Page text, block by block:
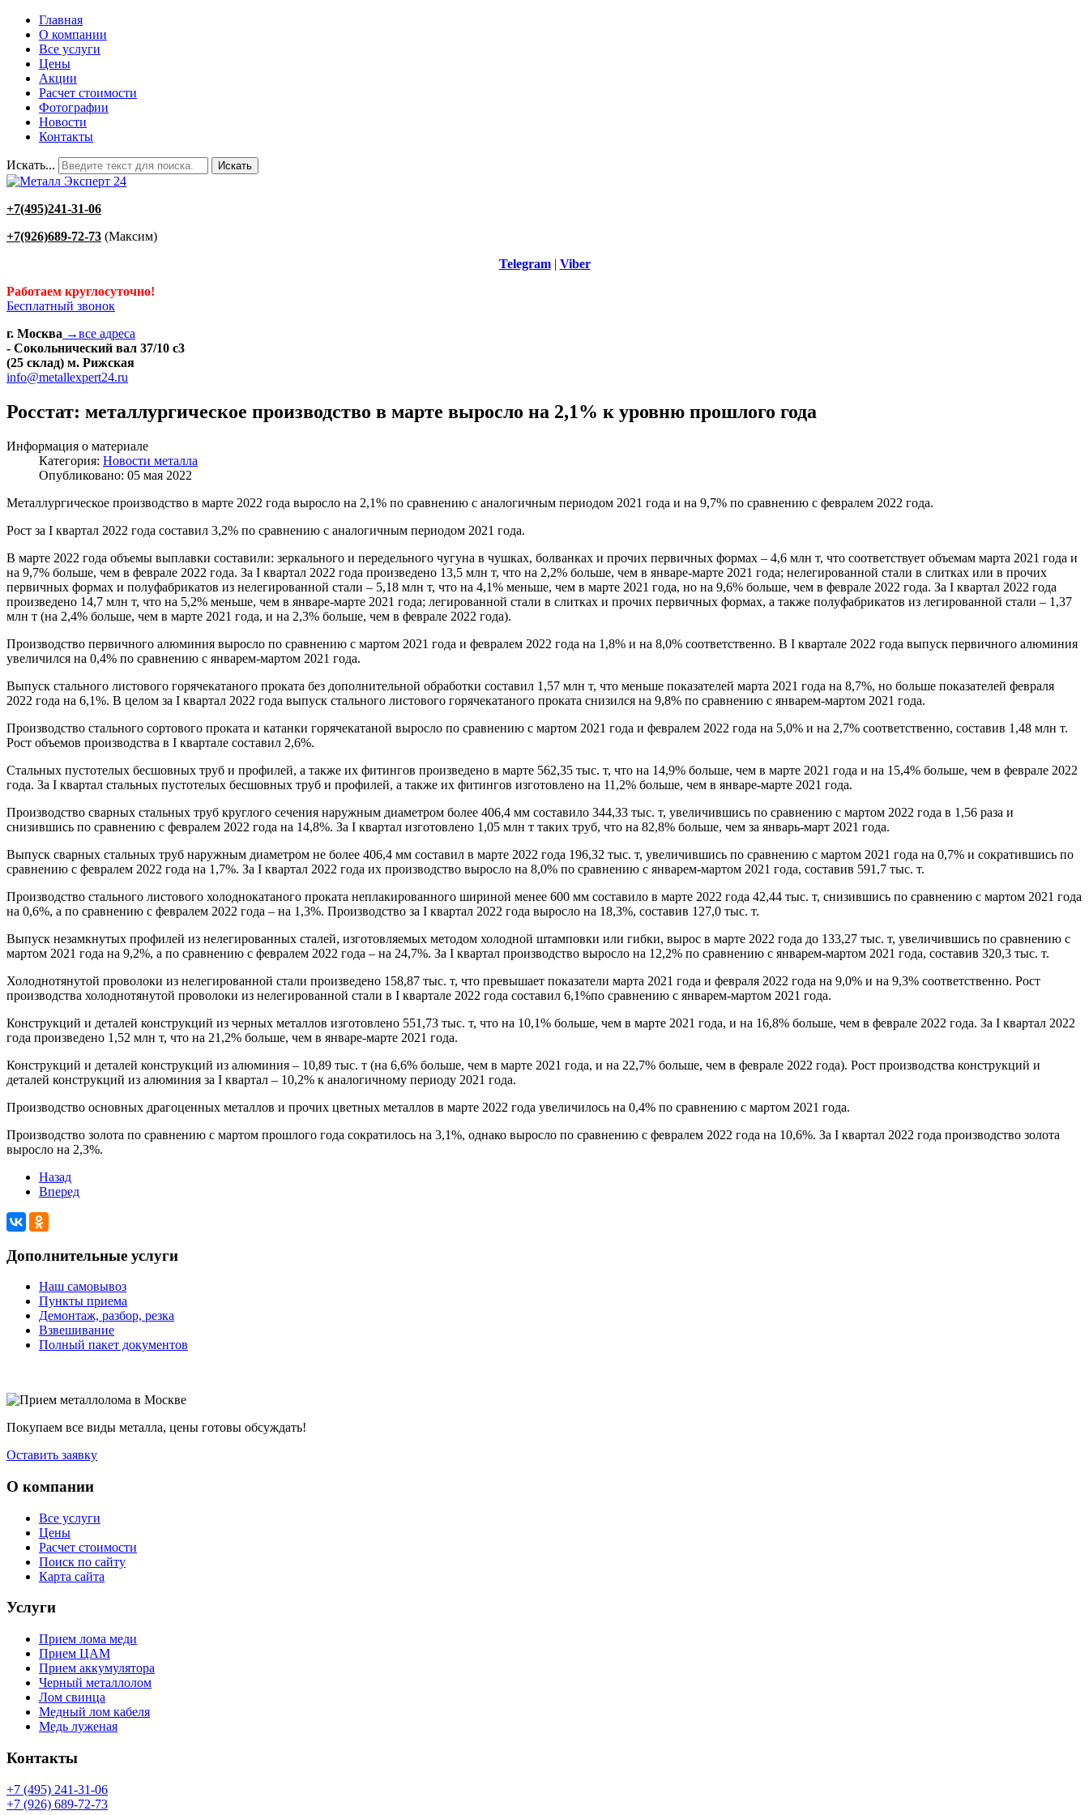
Главная
О компании
Все услуги
Цены
Акции
Расчет стоимости
Фотографии
Новости
Контакты
Искать... Искать
+7(495)241-31-06
+7(926)689-72-73 (Максим)
Telegram| Viber
Работаем круглосуточно!
Бесплатный звонок
г. Москва →все адреса
- Сокольнический вал 37/10 с3
(25 склад) м. Рижская
info@metallexpert24.ru
Росстат: металлургическое производство в марте выросло на 2,1% к уровню прошлого года
Информация о материале
Категория: Новости металла
Опубликовано: 05 мая 2022
Металлургическое производство в марте 2022 года выросло на 2,1% по сравнению с аналогичным периодом 2021 года и на 9,7% по сравнению с февралем 2022 года.
Рост за I квартал 2022 года составил 3,2% по сравнению с аналогичным периодом 2021 года.
В марте 2022 года объемы выплавки составили: зеркального и передельного чугуна в чушках, болванках и прочих первичных формах – 4,6 млн т, что соответствует объемам марта 2021 года и
на 9,7% больше, чем в феврале 2022 года. За I квартал 2022 года произведено 13,5 млн т, что на 2,2% больше, чем в январе-марте 2021 года; нелегированной стали в слитках или в прочих
первичных формах и полуфабрикатов из нелегированной стали – 5,18 млн т, что на 4,1% меньше, чем в марте 2021 года, но на 9,6% больше, чем в феврале 2022 года. За I квартал 2022 года
произведено 14,7 млн т, что на 5,2% меньше, чем в январе-марте 2021 года; легированной стали в слитках и прочих первичных формах, а также полуфабрикатов из легированной стали – 1,37
млн т (на 2,4% больше, чем в марте 2021 года, и на 2,3% больше, чем в феврале 2022 года).
Производство первичного алюминия выросло по сравнению с мартом 2021 года и февралем 2022 года на 1,8% и на 8,0% соответственно. В I квартале 2022 года выпуск первичного алюминия
увеличился на 0,4% по сравнению с январем-мартом 2021 года.
Выпуск стального листового горячекатаного проката без дополнительной обработки составил 1,57 млн т, что меньше показателей марта 2021 года на 8,7%, но больше показателей февраля
2022 года на 6,1%. В целом за I квартал 2022 года выпуск стального листового горячекатаного проката снизился на 9,8% по сравнению с январем-мартом 2021 года.
Производство стального сортового проката и катанки горячекатаной выросло по сравнению с мартом 2021 года и февралем 2022 года на 5,0% и на 2,7% соответственно, составив 1,48 млн т.
Рост объемов производства в I квартале составил 2,6%.
Стальных пустотелых бесшовных труб и профилей, а также их фитингов произведено в марте 562,35 тыс. т, что на 14,9% больше, чем в марте 2021 года и на 15,4% больше, чем в феврале 2022
года. За I квартал стальных пустотелых бесшовных труб и профилей, а также их фитингов изготовлено на 11,2% больше, чем в январе-марте 2021 года.
Производство сварных стальных труб круглого сечения наружным диаметром более 406,4 мм составило 344,33 тыс. т, увеличившись по сравнению с мартом 2022 года в 1,56 раза и
снизившись по сравнению с февралем 2022 года на 14,8%. За I квартал изготовлено 1,05 млн т таких труб, что на 82,8% больше, чем за январь-март 2021 года.
Выпуск сварных стальных труб наружным диаметром не более 406,4 мм составил в марте 2022 года 196,32 тыс. т, увеличившись по сравнению с мартом 2021 года на 0,7% и сократившись по
сравнению с февралем 2022 года на 1,7%. За I квартал 2022 года их производство выросло на 8,0% по сравнению с январем-мартом 2021 года, составив 591,7 тыс. т.
Производство стального листового холоднокатаного проката неплакированного шириной менее 600 мм составило в марте 2022 года 42,44 тыс. т, снизившись по сравнению с мартом 2021 года
на 0,6%, а по сравнению с февралем 2022 года – на 1,3%. Производство за I квартал 2022 года выросло на 18,3%, составив 127,0 тыс. т.
Выпуск незамкнутых профилей из нелегированных сталей, изготовляемых методом холодной штамповки или гибки, вырос в марте 2022 года до 133,27 тыс. т, увеличившись по сравнению с
мартом 2021 года на 9,2%, а по сравнению с февралем 2022 года – на 24,7%. За I квартал производство выросло на 12,2% по сравнению с январем-мартом 2021 года, составив 320,3 тыс. т.
Холоднотянутой проволоки из нелегированной стали произведено 158,87 тыс. т, что превышает показатели марта 2021 года и февраля 2022 года на 9,0% и на 9,3% соответственно. Рост
производства холоднотянутой проволоки из нелегированной стали в I квартале 2022 года составил 6,1%по сравнению с январем-мартом 2021 года.
Конструкций и деталей конструкций из черных металлов изготовлено 551,73 тыс. т, что на 10,1% больше, чем в марте 2021 года, и на 16,8% больше, чем в феврале 2022 года. За I квартал 2022
года произведено 1,52 млн т, что на 21,2% больше, чем в январе-марте 2021 года.
Конструкций и деталей конструкций из алюминия – 10,89 тыс. т (на 6,6% больше, чем в марте 2021 года, и на 22,7% больше, чем в феврале 2022 года). Рост производства конструкций и
деталей конструкций из алюминия за I квартал – 10,2% к аналогичному периоду 2021 года.
Производство основных драгоценных металлов и прочих цветных металлов в марте 2022 года увеличилось на 0,4% по сравнению с мартом 2021 года.
Производство золота по сравнению с мартом прошлого года сократилось на 3,1%, однако выросло по сравнению с февралем 2022 года на 10,6%. За I квартал 2022 года производство золота
выросло на 2,3%.
Назад
Вперед
Дополнительные услуги
Наш самовывоз
Пункты приема
Демонтаж, разбор, резка
Взвешивание
Полный пакет документов
Покупаем все виды металла, цены готовы обсуждать!
Оставить заявку
О компании
Все услуги
Цены
Расчет стоимости
Поиск по сайту
Карта сайта
Услуги
Прием лома меди
Прием ЦАМ
Прием аккумулятора
Черный металлолом
Лом свинца
Медный лом кабеля
Медь луженая
Контакты
+7 (495) 241-31-06
+7 (926) 689-72-73